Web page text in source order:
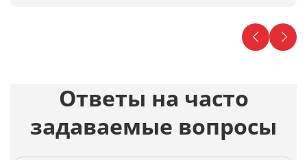
Ответы на часто
задаваемые вопросы